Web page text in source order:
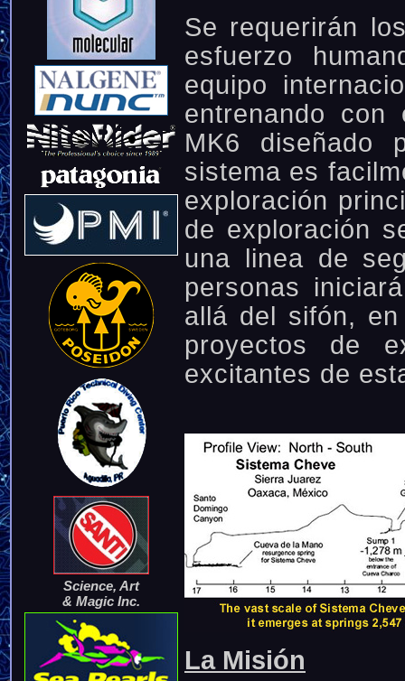
Science, Art
& Magic Inc.
Se requerirán
esfuerzo
equipo
entrenando
MK6 diseñado
sistema es
exploración
de exploración
una linea de
personas
allá del sifón,
proyectos de
excitantes de
La Misión